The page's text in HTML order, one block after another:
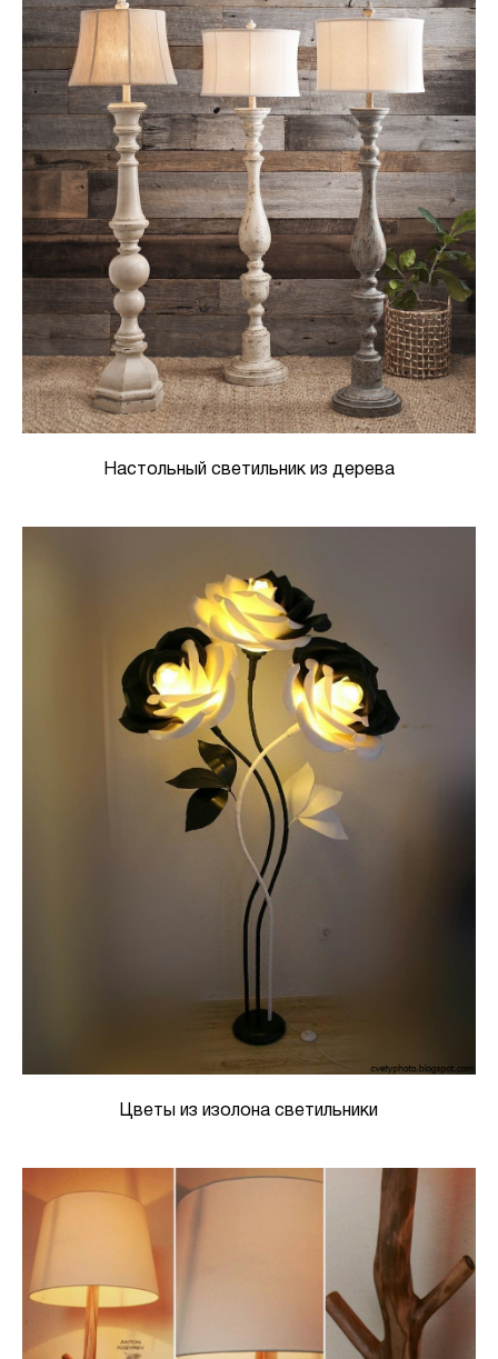
Настольный светильник из дерева
Цветы из изолона светильники